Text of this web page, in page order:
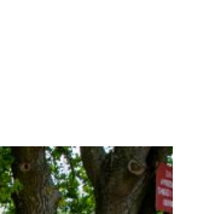
gefunden. Ein
Haubentauchers
Paare) sind recht